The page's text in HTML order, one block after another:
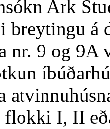
Ark
breytingu
nr. 9 og
I, II